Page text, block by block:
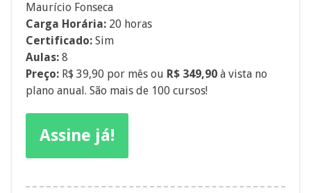
Maurício Fonseca
Carga Horária: 20 horas
Certificado: Sim
Aulas: 8
Preço: R$ 39,90 por mês ou R$ 349,90 à vista no
plano anual. São mais de 100 cursos!
Assine já!